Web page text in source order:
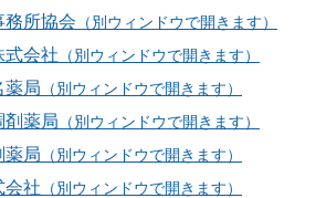
務所協会 （別ウィンドウで開きます）
式会社 （別ウィンドウで開きます）
薬局 （別ウィンドウで開きます）
剤薬局 （別ウィンドウで開きます）
薬局 （別ウィンドウで開きます）
会社 （別ウィンドウで開きます）